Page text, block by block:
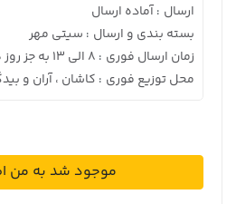
ارسال : آماده ارسال
بسته بندی و ارسال : سیتی مهر
زمان ارسال فوری : 8 الی 13 به جز روز های تعطیل
محل توزیع فوری : کاشان ، آران و
موجود شد به من